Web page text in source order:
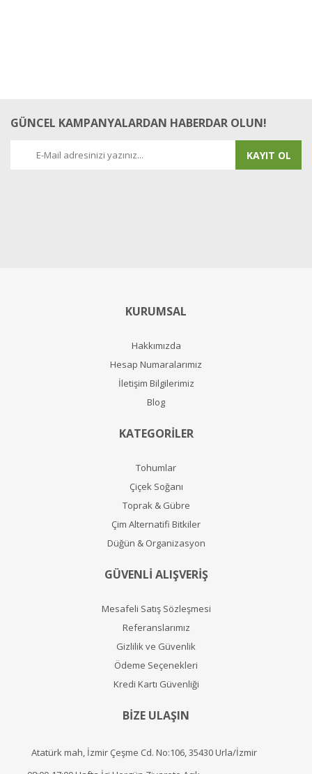
GÜNCEL KAMPANYALARDAN HABERDAR OLUN!
KAYIT OL
KURUMSAL
Hakkımızda
Hesap Numaralarımız
İletişim Bilgilerimiz
Blog
KATEGORİLER
Tohumlar
Çiçek Soğanı
Toprak & Gübre
Çim Alternatifi Bitkiler
Düğün & Organizasyon
GÜVENLİ ALIŞVERİŞ
Mesafeli Satış Sözleşmesi
Referanslarımız
Gizlilik ve Güvenlik
Ödeme Seçenekleri
Kredi Kartı Güvenliği
BİZE ULAŞIN
Atatürk mah, İzmir Çeşme Cd. No:106, 35430 Urla/İzmir